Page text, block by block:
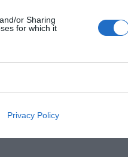
or Sharing
for which it
Privacy Policy
ustawę, która przesunie w